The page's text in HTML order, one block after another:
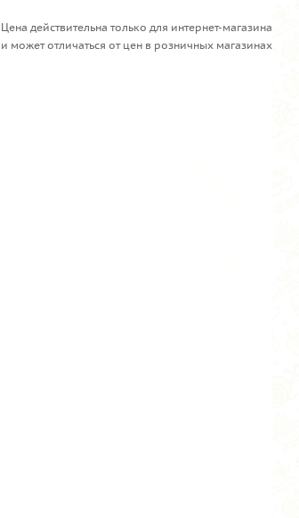
Цена действительна только для интернет-магазина
и может отличаться от цен в розничных магазинах